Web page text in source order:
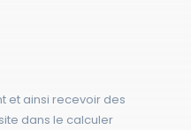
et ainsi recevoir des
dans le calculer